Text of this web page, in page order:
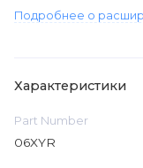
Подробнее о
Характеристики
Part Number
06XYR